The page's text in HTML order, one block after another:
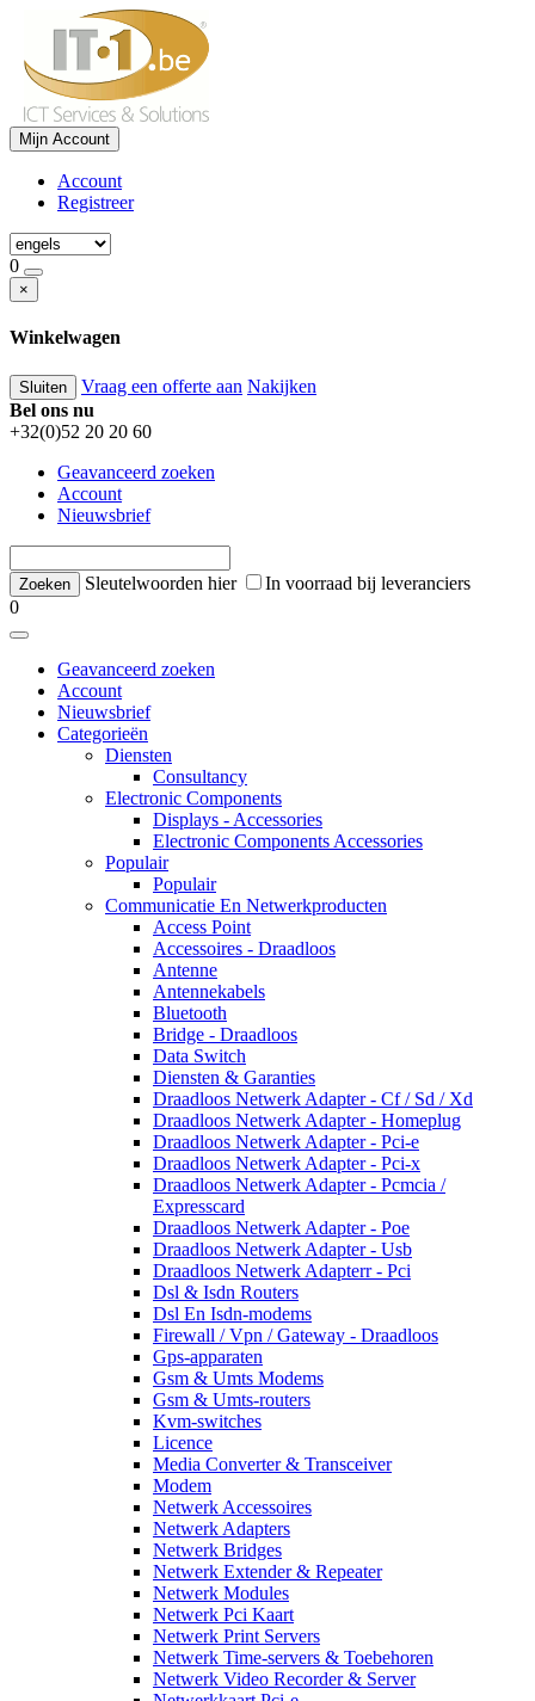
Mijn Account
Account
Registreer
0
×
Winkelwagen
Sluiten Vraag een offerte aan Nakijken
Bel ons nu
+32(0)52 20 20 60
Geavanceerd zoeken
Account
Nieuwsbrief
Sleutelwoorden hier
In voorraad bij leveranciers
0
Geavanceerd zoeken
Account
Nieuwsbrief
Categorieën
Diensten
Consultancy
Electronic Components
Displays - Accessories
Electronic Components Accessories
Populair
Populair
Communicatie En Netwerkproducten
Access Point
Accessoires - Draadloos
Antenne
Antennekabels
Bluetooth
Bridge - Draadloos
Data Switch
Diensten & Garanties
Draadloos Netwerk Adapter - Cf / Sd / Xd
Draadloos Netwerk Adapter - Homeplug
Draadloos Netwerk Adapter - Pci-e
Draadloos Netwerk Adapter - Pci-x
Draadloos Netwerk Adapter - Pcmcia /
Expresscard
Draadloos Netwerk Adapter - Poe
Draadloos Netwerk Adapter - Usb
Draadloos Netwerk Adapterr - Pci
Dsl & Isdn Routers
Dsl En Isdn-modems
Firewall / Vpn / Gateway - Draadloos
Gps-apparaten
Gsm & Umts Modems
Gsm & Umts-routers
Kvm-switches
Licence
Media Converter & Transceiver
Modem
Netwerk Accessoires
Netwerk Adapters
Netwerk Bridges
Netwerk Extender & Repeater
Netwerk Modules
Netwerk Pci Kaart
Netwerk Print Servers
Netwerk Time-servers & Toebehoren
Netwerk Video Recorder & Server